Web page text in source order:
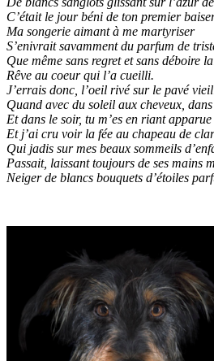
C’était le jour béni de ton premier
Ma songerie aimant à me martyriser
S’enivrait savamment du parfum de
Que même sans regret et sans déboire
Rêve au coeur qui l’a cueilli.
J’errais donc, l’oeil rivé sur le pavé
Quand avec du soleil aux cheveux,
Et dans le soir, tu m’es en riant apparue
Et j’ai cru voir la fée au chapeau de
Qui jadis sur mes beaux sommeils
Passait, laissant toujours de ses mains
Neiger de blancs bouquets d’étoiles